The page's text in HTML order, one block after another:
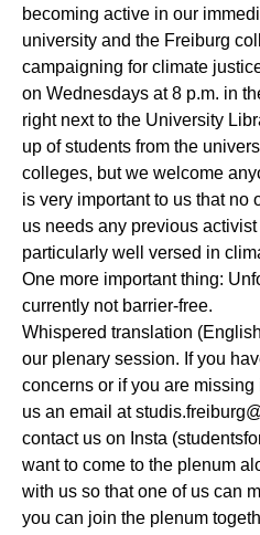
becoming active in our
university and the Freiburg
campaigning for climate
on Wednesdays at 8 p.m. in
right next to the University
up of students from the
colleges, but we welcome
is very important to us that no
us needs any previous
particularly well versed in
One more important thing:
currently not barrier-free.
Whispered translation
our plenary session. If you
concerns or if you are
us an email at
contact us on Insta
want to come to the plenum
with us so that one of us can
you can join the plenum